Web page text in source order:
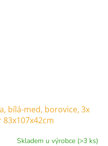
bílá-med, borovice, 3x
Skladem u výrobce (>3 ks)